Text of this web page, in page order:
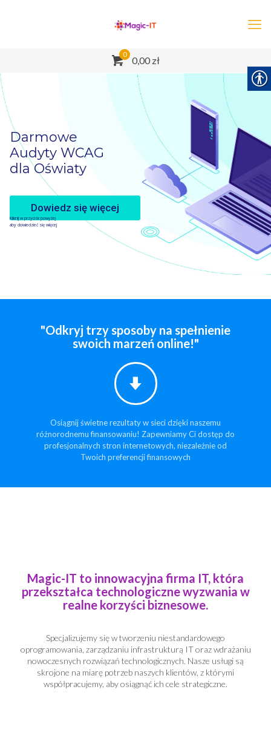
0
0,00 zł
Darmowe
Audyty WCAG
dla Oświaty
Dowiedz się więcej
Kliknij w przycisk powyżej
aby dowiedzieć się więcej
"Odkryj trzy sposoby na spełnienie
swoich marzeń online!"
Osiągnij świetne rezultaty w sieci dzięki naszemu
różnorodnemu finansowaniu! Zapewniamy Ci dostęp do
profesjonalnych stron internetowych, niezależnie od
Twoich preferencji finansowych
Magic-IT to innowacyjna firma IT, która
przekształca technologiczne wyzwania w
realne korzyści biznesowe.
Specjalizujemy się w tworzeniu niestandardowego
oprogramowania, zarządzaniu infrastrukturą IT oraz wdrażaniu
nowoczesnych rozwiązań technologicznych. Nasze usługi są
skrojone na miarę potrzeb naszych klientów, z którymi
współpracujemy, aby osiągnąć ich cele strategiczne.